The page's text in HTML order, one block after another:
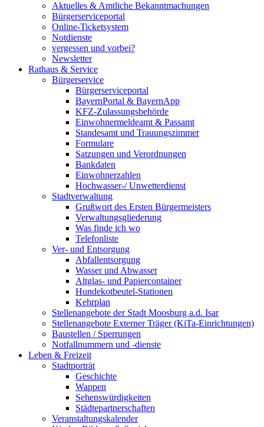
Aktuelles & Amtliche Bekanntmachungen
Bürgerserviceportal
Online-Ticketsystem
Notdienste
vergessen und vorbei?
Newsletter
Rathaus & Service
Bürgerservice
Bürgerserviceportal
BayernPortal & BayernApp
KFZ-Zulassungsbehörde
Einwohnermeldeamt & Passamt
Standesamt und Trauungszimmer
Formulare
Satzungen und Verordnungen
Bankdaten
Einwohnerzahlen
Hochwasser-/ Unwetterdienst
Stadtverwaltung
Grußwort des Ersten Bürgermeisters
Verwaltungsgliederung
Was finde ich wo
Telefonliste
Ver- und Entsorgung
Abfallentsorgung
Wasser und Abwasser
Altglas- und Papiercontainer
Hundekotbeutel-Stationen
Kehrplan
Stellenangebote der Stadt Moosburg a.d. Isar
Stellenangebote Externer Träger (KiTa-Einrichtungen)
Baustellen / Sperrungen
Notfallnummern und -dienste
Leben & Freizeit
Stadtporträt
Geschichte
Wappen
Sehenswürdigkeiten
Städtepartnerschaften
Veranstaltungskalender